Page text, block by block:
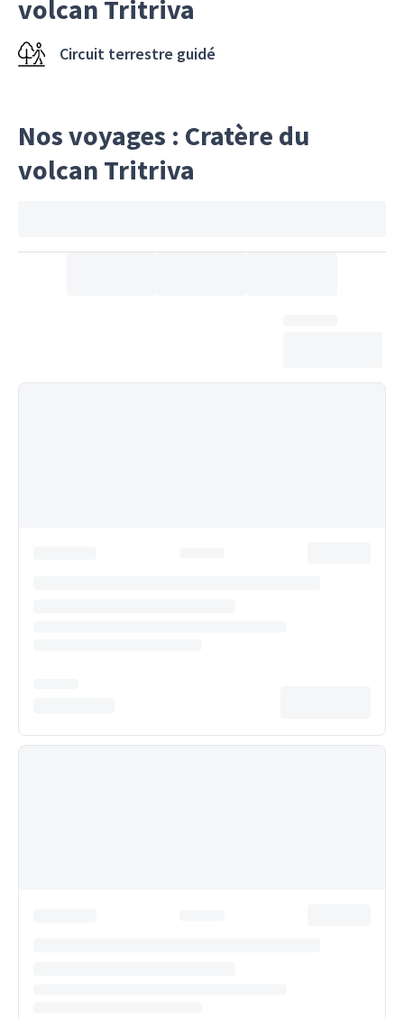
volcan Tritriva
Circuit terrestre guidé
Nos voyages : Cratère du
volcan Tritriva